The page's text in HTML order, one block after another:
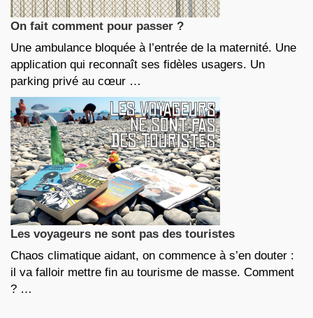
On fait comment pour passer ?
Une ambulance bloquée à l’entrée de la maternité. Une
application qui reconnaît ses fidèles usagers. Un
parking privé au cœur …
Les voyageurs ne sont pas des touristes
Chaos climatique aidant, on commence à s’en douter :
il va falloir mettre fin au tourisme de masse. Comment
? …